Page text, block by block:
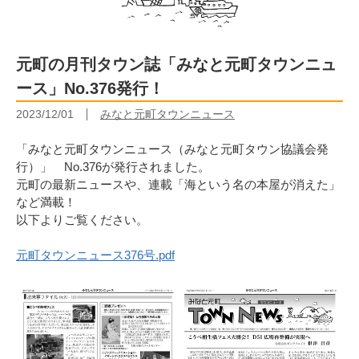
元町の月刊タウン誌「みなと元町タウンニュ
ース」No.376発行！
2023/12/01 みなと元町タウンニュース
「みなと元町タウンニュース（みなと元町タウン協議会発
行）」 No.376が発行されました。
元町の最新ニュースや、連載「海という名の本屋が消えた」
など満載！
以下よりご覧ください。
元町タウンニュース376号.pdf